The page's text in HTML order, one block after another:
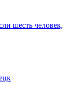
шесть человек,